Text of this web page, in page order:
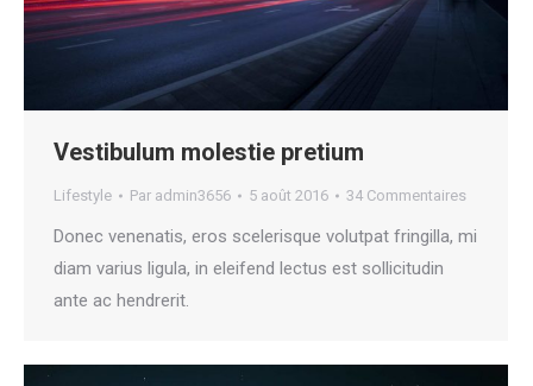
Vestibulum molestie pretium
Lifestyle Par admin3656 5 août 2016 34 Commentaires
Donec venenatis, eros scelerisque volutpat fringilla, mi
diam varius ligula, in eleifend lectus est sollicitudin
ante ac hendrerit.